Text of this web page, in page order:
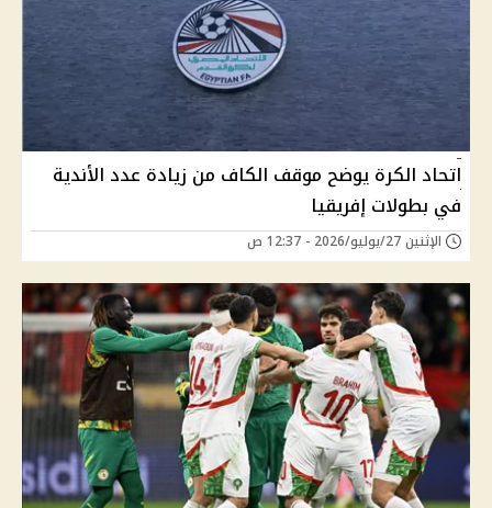
اتحاد الكرة يوضح موقف الكاف من زيادة عدد الأندية
في بطولات إفريقيا
الإثنين 27/يوليو/2026 - 12:37 ص